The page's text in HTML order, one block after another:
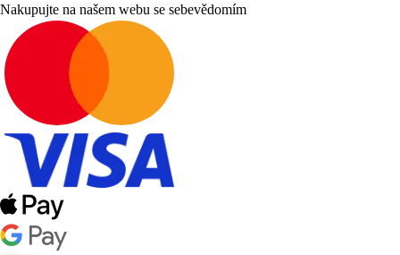
Nakupujte na našem webu se sebevědomím